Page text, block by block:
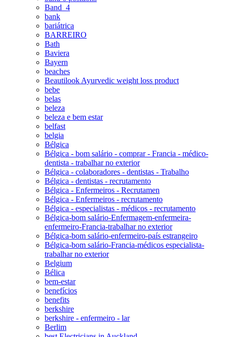
Band_4
bank
bariátrica
BARREIRO
Bath
Baviera
Bayern
beaches
Beautilook Ayurvedic weight loss product
bebe
belas
beleza
beleza e bem estar
belfast
belgia
Bélgica
Bélgica - bom salário - comprar - Francia - médico-
dentista - trabalhar no exterior
Bélgica - colaboradores - dentistas - Trabalho
Bélgica - dentistas - recrutamento
Bélgica - Enfermeiros - Recrutamen
Bélgica - Enfermeiros - recrutamento
Bélgica - especialistas - médicos - recrutamento
Bélgica-bom salário-Enfermagem-enfermeira-
enfermeiro-Francia-trabalhar no exterior
Bélgica-bom salário-enfermeiro-país estrangeiro
Bélgica-bom salário-Francia-médicos especialista-
trabalhar no exterior
Belgium
Bélica
bem-estar
benefícios
benefits
berkshire
berkshire - enfermeiro - lar
Berlim